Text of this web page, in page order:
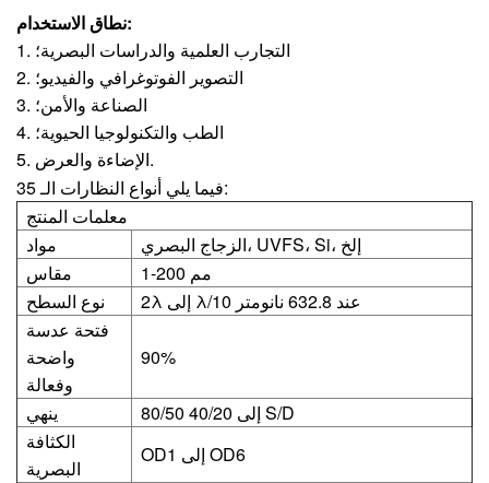
نطاق الاستخدام:
1. التجارب العلمية والدراسات البصرية؛
2. التصوير الفوتوغرافي والفيديو؛
3. الصناعة والأمن؛
4. الطب والتكنولوجيا الحيوية؛
5. الإضاءة والعرض.
فيما يلي أنواع النظارات الـ 35:
معلمات المنتج
مواد
الزجاج البصري، UVFS، Si، إلخ
مقاس
1-200 مم
نوع السطح
2λ إلى λ/10 عند 632.8 نانومتر
فتحة عدسة
واضحة
وفعالة
90%
ينهي
80/50 إلى 40/20 S/D
الكثافة
البصرية
OD1 إلى OD6